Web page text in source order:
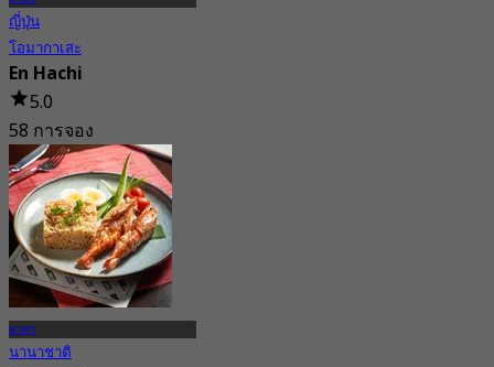
ญี่ปุ่น
โอมากาเสะ
En Hachi
5.0
58 การจอง
จาก฿ 1,990
สาทร
นานาชาติ